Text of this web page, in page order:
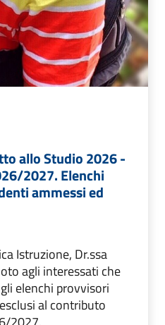
allo Studio 2026 -
2027. Elenchi
ammessi ed
Istruzione, Dr.ssa
agli interessati che
elenchi provvisori
al contributo